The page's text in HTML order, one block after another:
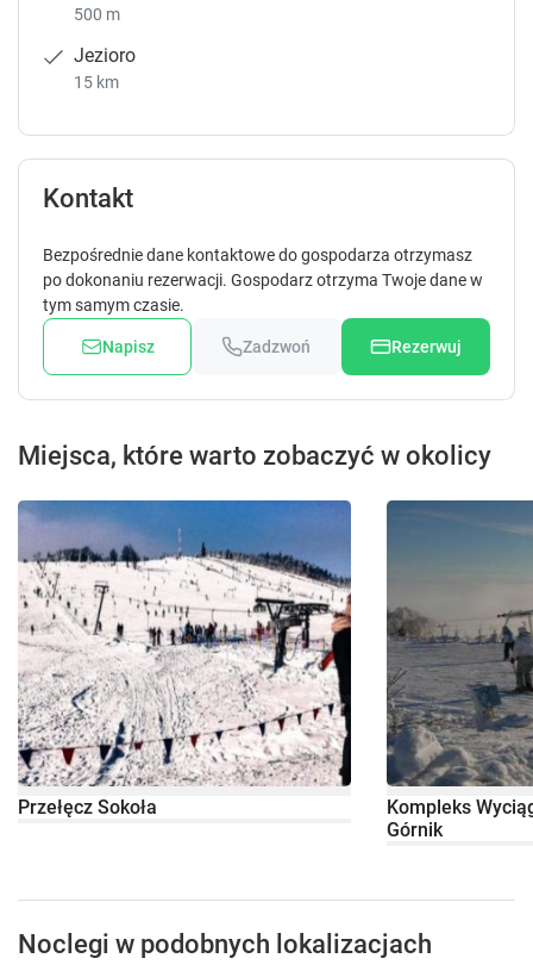
500 m
Jezioro
15 km
Kontakt
Bezpośrednie dane kontaktowe do gospodarza otrzymasz
po dokonaniu rezerwacji. Gospodarz otrzyma Twoje dane w
tym samym czasie.
Napisz Zadzwoń Rezerwuj
Miejsca, które warto zobaczyć w okolicy
Przełęcz Sokoła
Kompleks
Górnik
Noclegi w podobnych lokalizacjach